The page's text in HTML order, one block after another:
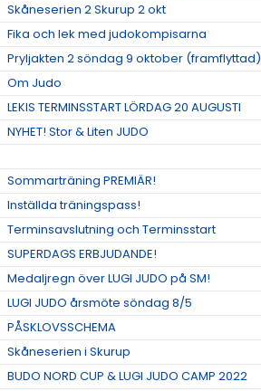
Skåneserien 2 Skurup 2 okt
Fika och lek med judokompisarna
Pryljakten 2 söndag 9 oktober (framflyttad)
Om Judo
LEKIS TERMINSSTART LÖRDAG 20 AUGUSTI
NYHET! Stor & Liten JUDO
Sommarträning PREMIÄR!
Inställda träningspass!
Terminsavslutning och Terminsstart
SUPERDAGS ERBJUDANDE!
Medaljregn över LUGI JUDO på SM!
LUGI JUDO årsmöte söndag 8/5
PÅSKLOVSSCHEMA
Skåneserien i Skurup
BUDO NORD CUP & LUGI JUDO CAMP 2022